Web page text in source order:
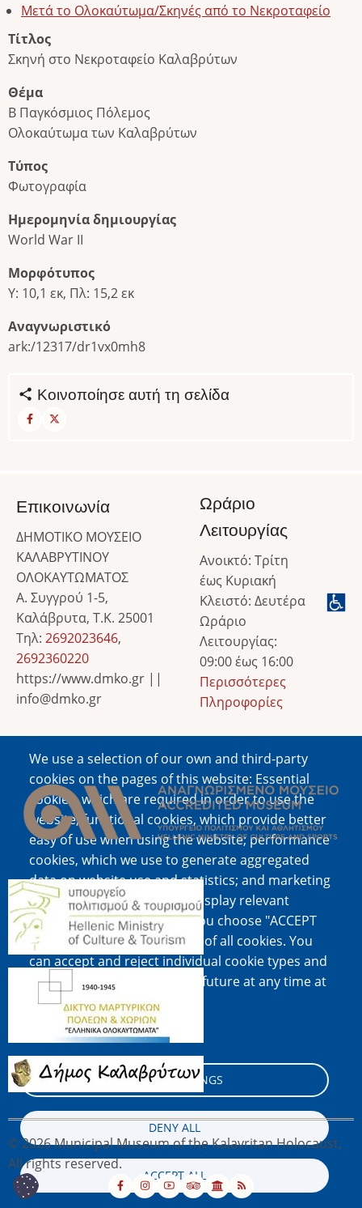
Μετά το Ολοκαύτωμα/Σκηνές από το Νεκροταφείο
Τίτλος
Σκηνή στο Νεκροταφείο Καλαβρύτων
Θέμα
Β Παγκόσμιος Πόλεμος
Ολοκαύτωμα των Καλαβρύτων
Τύπος
Φωτογραφία
Ημερομηνία δημιουργίας
World War II
Μορφότυπος
Υ: 10,1 εκ, Πλ: 15,2 εκ
Αναγνωριστικό
ark:/12317/dr1vx0mh8
Κοινοποίησε αυτή τη σελίδα
We use a selection of our own and third-party
cookies on the pages of this website: Essential
cookies, which are required in order to use the
website; functional cookies, which provide better
easy of use when using the website; performance
cookies, which we use to generate aggregated
data on website use and statistics; and marketing
cookies, which are used to display relevant
content and advertising. If you choose "ACCEPT
ALL", you consent to the use of all cookies. You
can accept and reject individual cookie types and
revoke your consent for the future at any time at
"Settings".
Cookie documentation
COOKIE SETTINGS
DENY ALL
ACCEPT ALL
Επικοινωνία
ΔΗΜΟΤΙΚΟ ΜΟΥΣΕΙΟ
ΚΑΛΑΒΡΥΤΙΝΟΥ
ΟΛΟΚΑΥΤΩΜΑΤΟΣ
Α. Συγγρού 1-5,
Καλάβρυτα, Τ.Κ. 25001
Τηλ: 2692023646,
2692360220
https://www.dmko.gr ||
info@dmko.gr
Ωράριο
Λειτουργίας
Ανοικτό: Τρίτη
έως Κυριακή
Κλειστό: Δευτέρα
Ωράριο
Λειτουργίας:
09:00 έως 16:00
Περισσότερες
Πληροφορίες
Image
Image
Image
Image
© 2026 Municipal Museum of the Kalavritan Holocaust,
All rights reserved.